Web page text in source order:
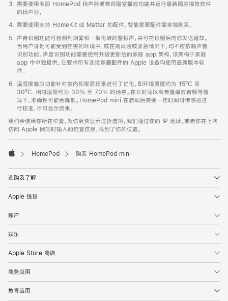
需要使用多部 HomePod 扬声器或兼容隔空播放功能并运行最新隔空播放软件
的扬声器。
需要使用支持 HomeKit 或 Matter 的配件。智能家居配件需单独购买。
声音识别功能可检测到烟雾和一氧化碳的警报声，并可在识别后向你发送通知。
当用户身处可能受到伤害的环境中，或在高风险或紧急情况下，均不应依赖声音
识别功能。声音识别功能需要使用升级更新后的家庭 app 架构，该架构于家庭
app 中单独提供。它要求所有连接家居配件的 Apple 设备均使用最新版本软
件。
温湿度感应功能针对室内和家居场景进行了优化，即环境温度约为 15ºC 至
30ºC、相对湿度约为 30% 至 70% 的场景。在长时间以高音量播放音频等情
况下，准确性可能会降低。HomePod mini 在启动后需要一定时间对传感器进
行校准，才可显示结果。
我们会使用你所在位置，为你更快显示送货选项。我们通过你的 IP 地址，或者你在上次
访问 Apple 网站时输入的位置信息，找到了你的位置。
HomePod 购买 HomePod mini
选购及了解
Apple 钱包
账户
娱乐
Apple Store 商店
商务应用
教育应用